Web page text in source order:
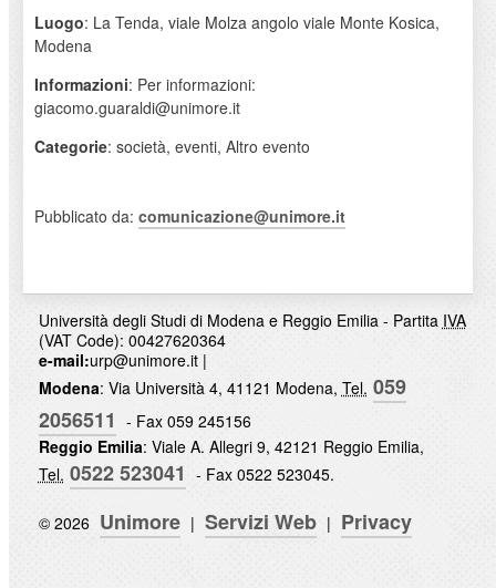
Luogo: La Tenda, viale Molza angolo viale Monte Kosica,
Modena
Informazioni: Per informazioni:
giacomo.guaraldi@unimore.it
Categorie: società, eventi, Altro evento
Pubblicato da: comunicazione@unimore.it
Università degli Studi di Modena e Reggio Emilia - Partita IVA
(VAT Code): 00427620364
e-mail:urp@unimore.it|
Modena: Via Università 4, 41121 Modena, Tel. 059
2056511 - Fax 059 245156
Reggio Emilia: Viale A. Allegri 9, 42121 Reggio Emilia,
Tel. 0522 523041 - Fax 0522 523045.
© 2026 Unimore | Servizi Web | Privacy